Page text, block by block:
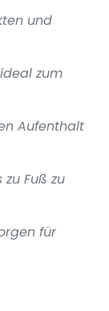
und
zum
Aufenthalt
Fuß zu
für